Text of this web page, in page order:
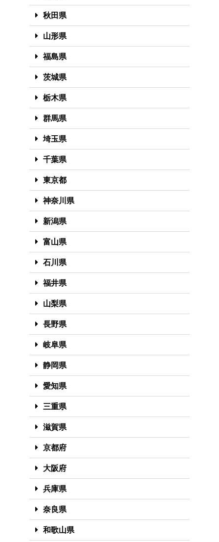
秋田県
山形県
福島県
茨城県
栃木県
群馬県
埼玉県
千葉県
東京都
神奈川県
新潟県
富山県
石川県
福井県
山梨県
長野県
岐阜県
静岡県
愛知県
三重県
滋賀県
京都府
大阪府
兵庫県
奈良県
和歌山県